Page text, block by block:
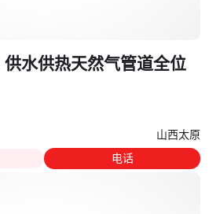
水供热天然气管道全位
山西太原
电话